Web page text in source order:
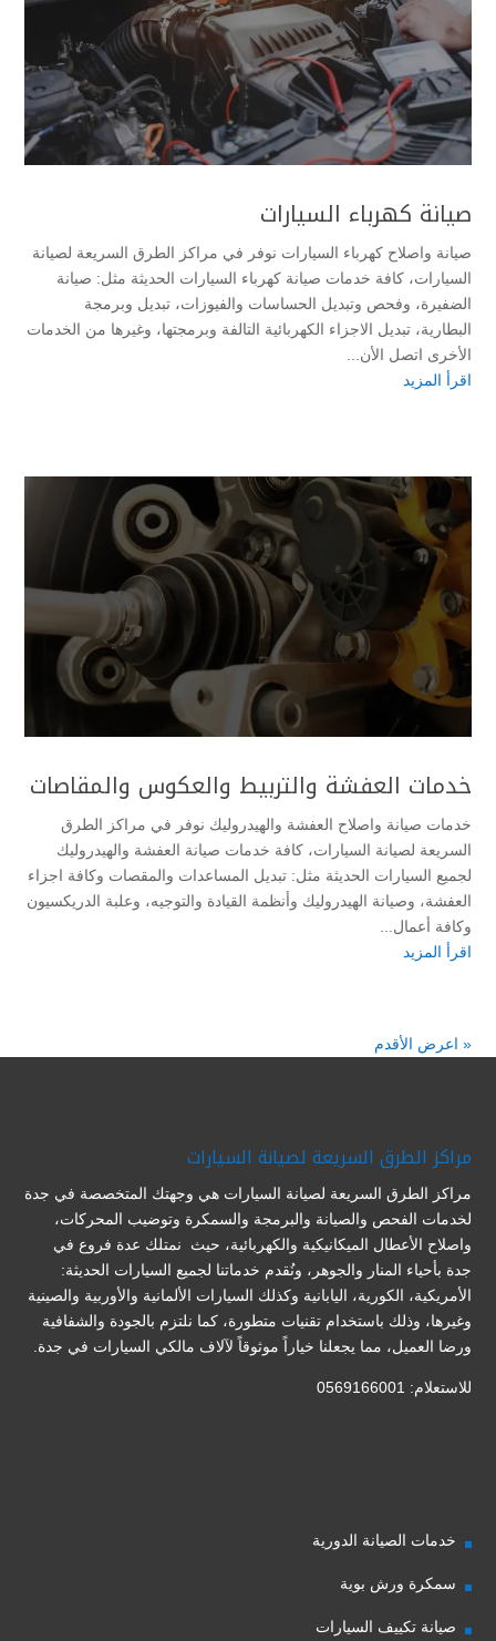
صيانة كهرباء السيارات
صيانة واصلاح كهرباء السيارات نوفر في مراكز الطرق السريعة لصيانة
السيارات، كافة خدمات صيانة كهرباء السيارات الحديثة مثل: صيانة
الضفيرة، وفحص وتبديل الحساسات والفيوزات، تبديل وبرمجة
البطارية، تبديل الاجزاء الكهربائية التالفة وبرمجتها، وغيرها من الخدمات
الأخرى اتصل الأن...
اقرأ المزيد
خدمات العفشة والتربيط والعكوس والمقاصات
خدمات صيانة واصلاح العفشة والهيدروليك نوفر في مراكز الطرق
السريعة لصيانة السيارات، كافة خدمات صيانة العفشة والهيدروليك
لجميع السيارات الحديثة مثل: تبديل المساعدات والمقصات وكافة اجزاء
العفشة، وصيانة الهيدروليك وأنظمة القيادة والتوجيه، وعلبة الدريكسيون
وكافة أعمال...
اقرأ المزيد
« اعرض الأقدم
مراكز الطرق السريعة لصيانة السيارات
مراكز الطرق السريعة لصيانة السيارات هي وجهتك المتخصصة في جدة
لخدمات الفحص والصيانة والبرمجة والسمكرة وتوضيب المحركات،
واصلاح الأعطال الميكانيكية والكهربائية، حيث نمتلك عدة فروع في
جدة بأحياء المنار والجوهر، ونُقدم خدماتنا لجميع السيارات الحديثة:
الأمريكية، الكورية، اليابانية وكذلك السيارات الألمانية والأوربية والصينية
وغيرها، وذلك باستخدام تقنيات متطورة، كما نلتزم بالجودة والشفافية
ورضا العميل، مما يجعلنا خياراً موثوقاً لآلاف مالكي السيارات في جدة.
للاستعلام: 0569166001
خدمات الصيانة الدورية
سمكرة ورش بوية
صيانة تكييف السيارات